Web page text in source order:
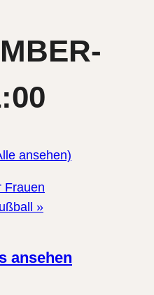
ansehen)
Frauen
»
ansehen